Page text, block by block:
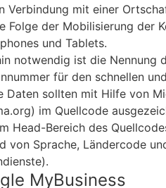
Verbindung mit einer
Folge der Mobilisierung der
und Tablets.
notwendig ist die Nennung
für den schnellen
Daten sollten mit Hilfe von
im Quellcode
Head-Bereich des
von Sprache, Ländercode
MyBusiness